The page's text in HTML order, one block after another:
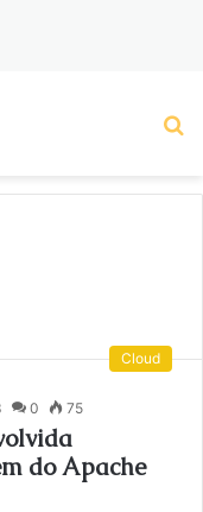
Cloud
0 75
do Apache